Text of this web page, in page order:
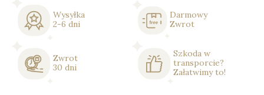
–
Model
03
Wysyłka
2-6 dni
Darmowy
Zwrot
Zwrot
30 dni
Szkoda w
transporcie?
Załatwimy to!